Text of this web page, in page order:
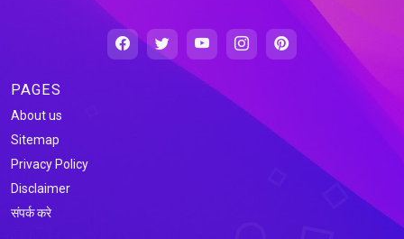
PAGES
About us
Sitemap
Privacy Policy
Disclaimer
संपर्क करे